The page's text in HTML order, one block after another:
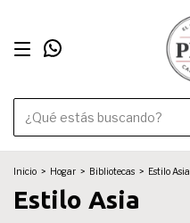
Inicio > Hogar > Bibliotecas > Estilo Asia
Estilo Asia